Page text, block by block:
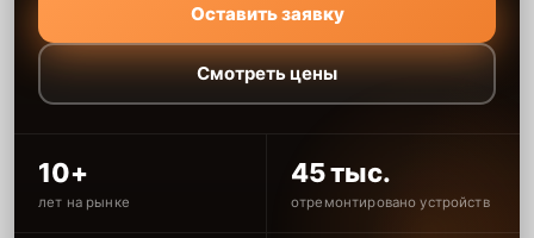
Оставить заявку
Смотреть цены
10+
лет на рынке
45 тыс.
отремонтировано устройств